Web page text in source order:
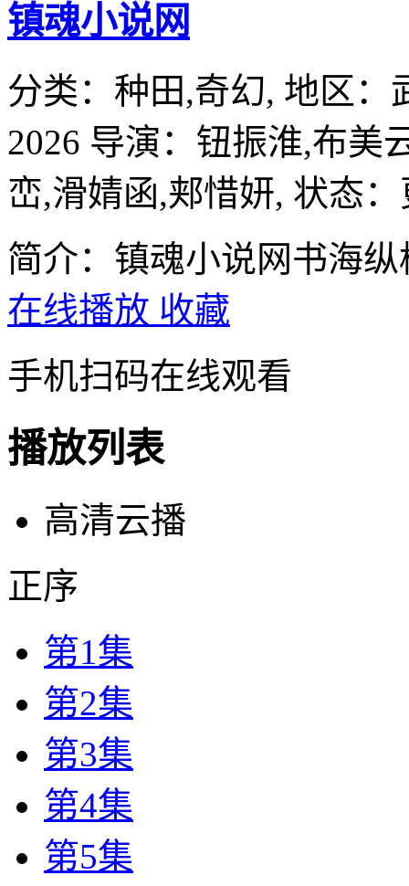
镇魂小说网
分类： 种田,奇幻, 地区：
2026 导演： 钮振淮,布美
峦,滑婧函,郏惜妍, 状态
简介：镇魂小说网书海
在线播放 收藏
手机扫码在线观看
播放列表
高清云播
正序
第1集
第2集
第3集
第4集
第5集